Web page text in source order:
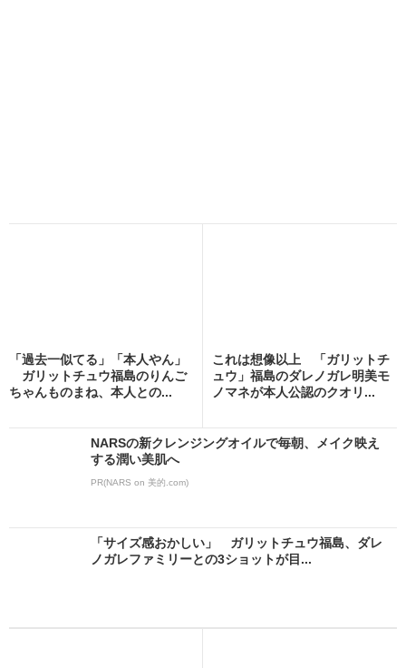
「過去一似てる」「本人やん」
ガリットチュウ福島のりんご
ちゃんものまね、本人との...
これは想像以上 「ガリットチ
ュウ」福島のダレノガレ明美モ
ノマネが本人公認のクオリ...
NARSの新クレンジングオイルで毎朝、メイク映え
する潤い美肌へ
PR(NARS on 美的.com)
「サイズ感おかしい」 ガリットチュウ福島、ダレ
ノガレファミリーとの3ショットが目...